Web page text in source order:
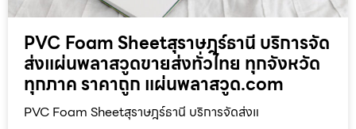
PVC Foam Sheetสุราษฎร์ธานี บริการจัด
ส่งแผ่นพลาสวูดขายส่งทั่วไทย ทุกจังหวัด
ทุกภาค ราคาถูก แผ่นพลาสวูด.com
PVC Foam Sheetสุราษฎร์ธานี บริการจัดส่งแ